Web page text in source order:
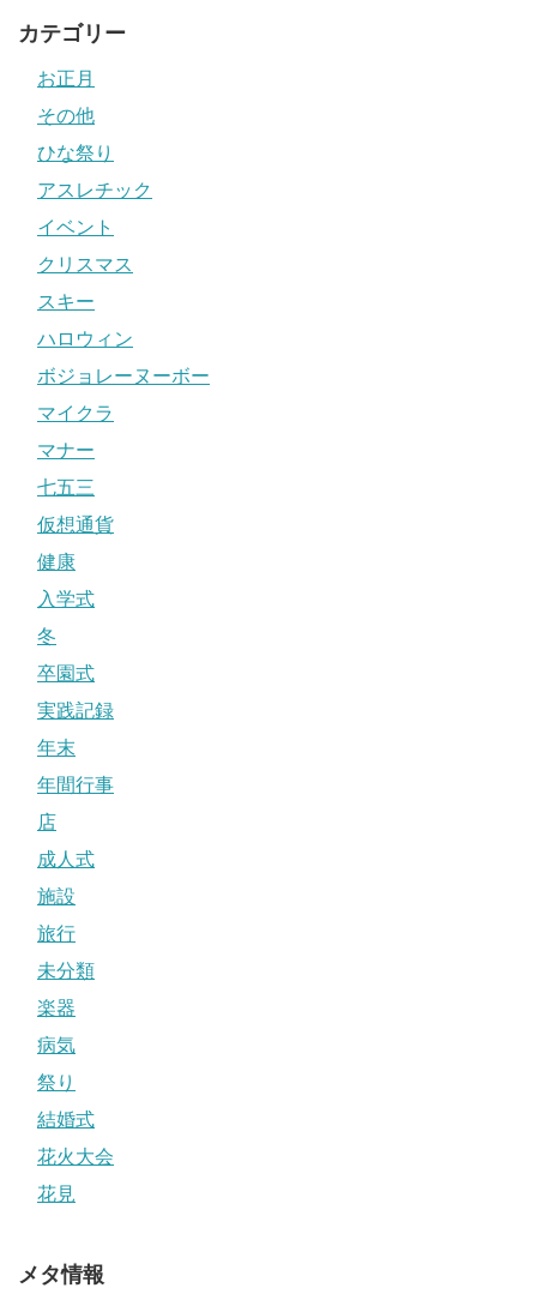
カテゴリー
お正月
その他
ひな祭り
アスレチック
イベント
クリスマス
スキー
ハロウィン
ボジョレーヌーボー
マイクラ
マナー
七五三
仮想通貨
健康
入学式
冬
卒園式
実践記録
年末
年間行事
店
成人式
施設
旅行
未分類
楽器
病気
祭り
結婚式
花火大会
花見
メタ情報